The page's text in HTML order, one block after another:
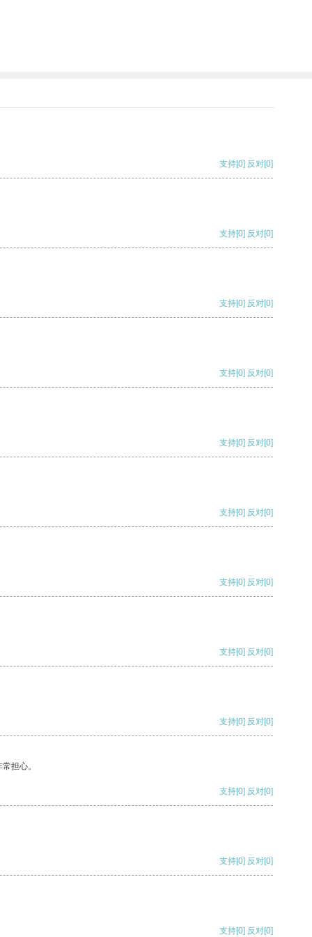
支持[0] 反对[0]
支持[0] 反对[0]
支持[0] 反对[0]
支持[0] 反对[0]
支持[0] 反对[0]
支持[0] 反对[0]
支持[0] 反对[0]
支持[0] 反对[0]
支持[0] 反对[0]
担心。
支持[0] 反对[0]
支持[0] 反对[0]
支持[0] 反对[0]